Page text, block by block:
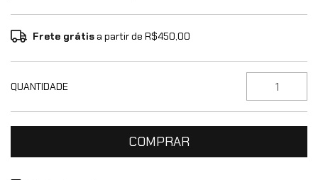
Frete grátisa partir deR$450,00
QUANTIDADE